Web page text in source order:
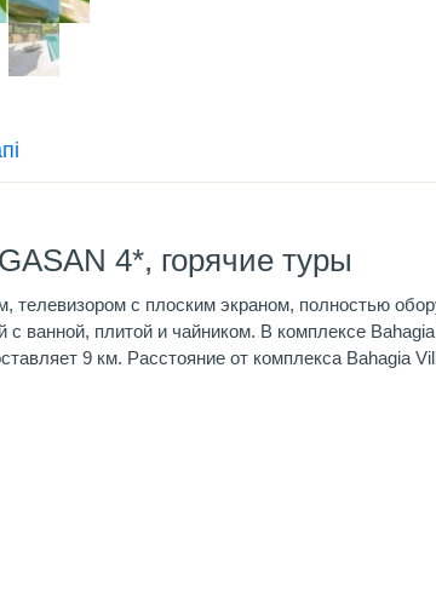
4*, горячие туры
телевизором с плоским экраном, полностью
ванной, плитой и чайником. В комплексе
9 км. Расстояние от комплекса Bahagia